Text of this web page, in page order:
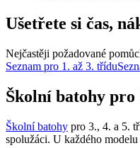
Ušetřete si čas,
Nejčastěji požadované
Seznam pro 1. až 3. třídu
Školní batohy pro
Školní batohy pro 3., 4. a 5.
spolužáci. U každého